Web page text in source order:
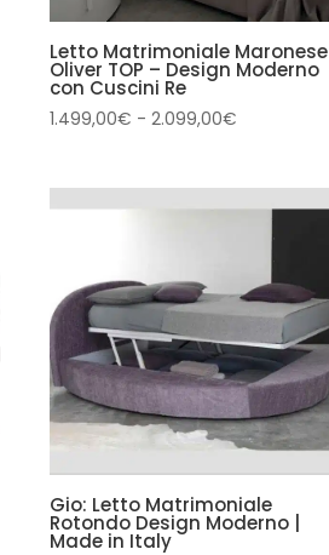
Letto Matrimoniale Maronese
Oliver TOP – Design Moderno
con Cuscini Re
1.499,00€ - 2.099,00€
2.099,00€
Gio: Letto Matrimoniale
Rotondo Design Moderno |
Made in Italy